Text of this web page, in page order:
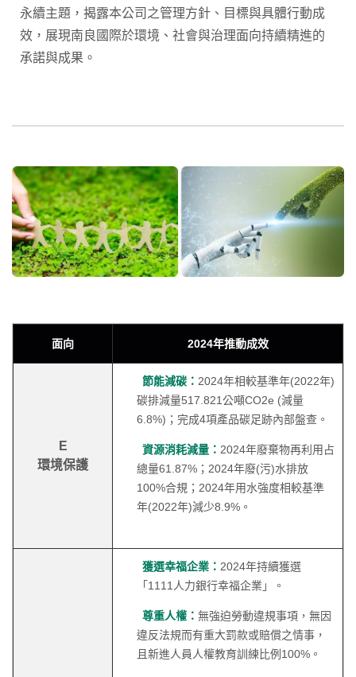
永續主題，揭露本公司之管理方針、目標與具體行動成
效，展現南良國際於環境、社會與治理面向持續精進的
承諾與成果。
面向 2024年推動成效
E
環境保護
節能減碳： 2024年相較基準年(2022年)
碳排減量517.821公噸CO2e (減量
6.8%)；完成4項產品碳足跡內部盤查。
資源消耗減量： 2024年廢棄物再利用占
總量61.87%；2024年廢(污)水排放
100%合規；2024年用水強度相較基準
年(2022年)減少8.9%。
獲選幸福企業： 2024年持續獲選
「1111人力銀行幸福企業」。
尊重人權： 無強迫勞動違規事項，無因
違反法規而有重大罰款或賠償之情事，
且新進人員人權教育訓練比例100%。